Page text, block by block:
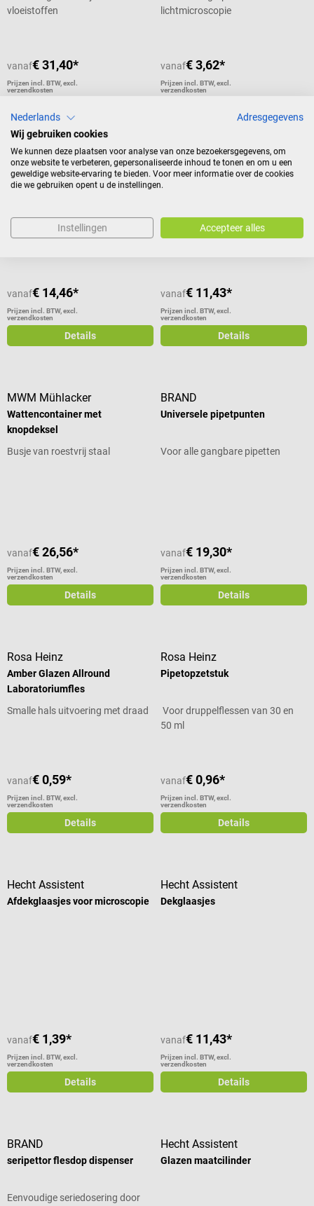
vloeistoffen
vanaf€ 31,40*
Prijzen incl. BTW, excl.
verzendkosten
lichtmicroscopie
vanaf€ 3,62*
Prijzen incl. BTW, excl.
verzendkosten
medesign
Cyto-Spray
vanaf€ 14,46*
Prijzen incl. BTW, excl.
verzendkosten
Details
servoprax
Fecesvanger
Met plakstrips voor het
bevestigen aan toiletten
vanaf€ 11,43*
Prijzen incl. BTW, excl.
verzendkosten
Details
MWM Mühlacker
Wattencontainer met
knopdeksel
Busje van roestvrij staal
vanaf€ 26,56*
Prijzen incl. BTW, excl.
verzendkosten
Details
BRAND
Universele pipetpunten
Voor alle gangbare pipetten
vanaf€ 19,30*
Prijzen incl. BTW, excl.
verzendkosten
Details
Rosa Heinz
Amber Glazen Allround
Laboratoriumfles
Smalle hals uitvoering met draad
vanaf€ 0,59*
Prijzen incl. BTW, excl.
verzendkosten
Details
Rosa Heinz
Pipetopzetstuk
Voor druppelflessen van 30 en
50 ml
vanaf€ 0,96*
Prijzen incl. BTW, excl.
verzendkosten
Details
Hecht Assistent
Afdekglaasjes voor microscopie
vanaf€ 1,39*
Prijzen incl. BTW, excl.
verzendkosten
Details
Hecht Assistent
Dekglaasjes
vanaf€ 11,43*
Prijzen incl. BTW, excl.
verzendkosten
Details
BRAND
seripettor flesdop dispenser
Eenvoudige seriedosering door
Hecht Assistent
Glazen maatcilinder
Nederlands
Adresgegevens
Wij gebruiken cookies
We kunnen deze plaatsen voor analyse van onze bezoekersgegevens, om
onze website te verbeteren, gepersonaliseerde inhoud te tonen en om u een
geweldige website-ervaring te bieden. Voor meer informatie over de cookies
die we gebruiken opent u de instellingen.
Instellingen Accepteer alles